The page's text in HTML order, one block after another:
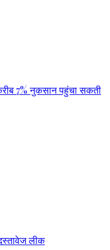
7% नुकसान पहुंचा सकती
लीक